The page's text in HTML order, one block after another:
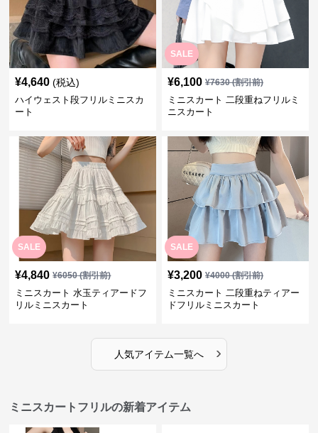
¥4,640 (税込)
ハイウェスト段フリルミニスカ
ート
SALE
¥6,100 ¥7630(割引前)
ミニスカート 二段重ねフリルミ
ニスカート
SALE
¥4,840 ¥6050(割引前)
ミニスカート 水玉ティアードフ
リルミニスカート
SALE
¥3,200 ¥4000(割引前)
ミニスカート 二段重ねティアー
ドフリルミニスカート
人気アイテム一覧へ ›
ミニスカートフリルの新着アイテム